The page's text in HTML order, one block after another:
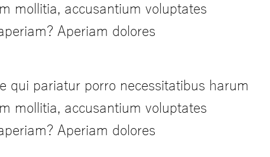
mollitia, accusantium voluptates
Aperiam dolores
qui pariatur porro necessitatibus harum
mollitia, accusantium voluptates
Aperiam dolores